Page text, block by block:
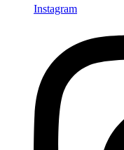
Instagram